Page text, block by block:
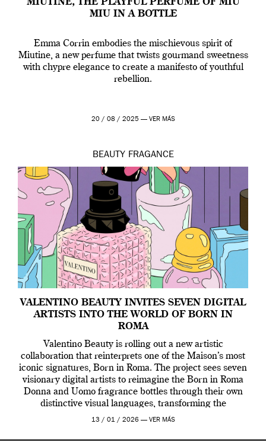
MIUTINE, THE PLAYFUL PERFUME OF MIU
MIU IN A BOTTLE
Emma Corrin embodies the mischievous spirit of
Miutine, a new perfume that twists gourmand sweetness
with chypre elegance to create a manifesto of youthful
rebellion.
20 / 08 / 2025 — VER MÁS
BEAUTY FRAGANCE
VALENTINO BEAUTY INVITES SEVEN DIGITAL
ARTISTS INTO THE WORLD OF BORN IN
ROMA
Valentino Beauty is rolling out a new artistic
collaboration that reinterprets one of the Maison’s most
iconic signatures, Born in Roma. The project sees seven
visionary digital artists to reimagine the Born in Roma
Donna and Uomo fragrance bottles through their own
distinctive visual languages, transforming the
emblematic design into a contemporary canvas.
13 / 01 / 2026 — VER MÁS